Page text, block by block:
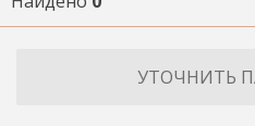
УТОЧНИТЬ